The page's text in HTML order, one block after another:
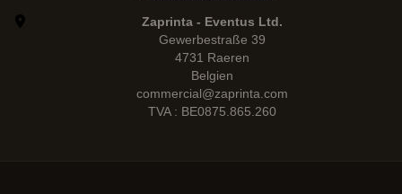
Zaprinta - Eventus Ltd.
Gewerbestraße 39
4731 Raeren
Belgien
commercial@zaprinta.com
TVA : BE0875.865.260